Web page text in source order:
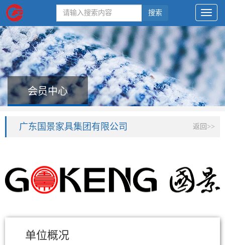
搜索
会员中心
广东国景家具集团有限公司 返回>>
单位概况